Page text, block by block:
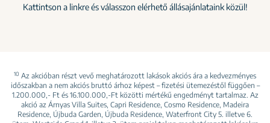
Kattintson a linkre és válasszon elérhető állásajánlataink közül!
10 Az akcióban részt vevő meghatározott lakások akciós ára a kedvezményes
időszakban a nem akciós bruttó árhoz képest – fizetési ütemezéstől függően –
1.200.000,- Ft és 16.100.000,-Ft közötti mértékű engedményt tartalmaz. Az
akció az Árnyas Villa Suites, Capri Residence, Cosmo Residence, Madeira
Residence, Újbuda Garden, Újbuda Residence, Waterfront City 5. illetve 6.